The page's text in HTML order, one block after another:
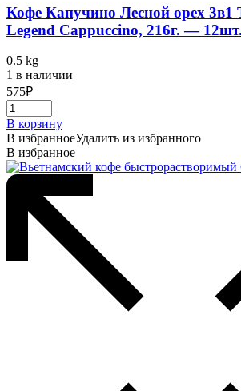
Кофе Капучино Лесной орех 3в1
Legend Cappuccino, 216г. — 12шт.
0.5 kg
1 в наличии
575₽
В корзину
В избранноеУдалить из избранного
В избранное